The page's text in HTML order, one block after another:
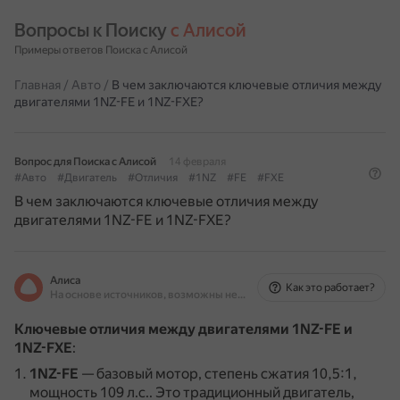
Вопросы к Поиску с Алисой
Примеры ответов Поиска с Алисой
Главная / Авто / В чем заключаются ключевые отличия между
двигателями 1NZ-FE и 1NZ-FXE?
Вопрос для Поиска с Алисой
14 февраля
#Авто
#Двигатель #Отличия #1NZ #FE #FXE
В чем заключаются ключевые отличия между
двигателями 1NZ-FE и 1NZ-FXE?
Алиса
На основе источников, возможны неточности
Как это работает?
Ключевые отличия между двигателями 1NZ-FE и
1NZ-FXE:
1NZ-FE — базовый мотор, степень сжатия 10,5:1,
мощность 109 л.с.. Это традиционный двигатель,